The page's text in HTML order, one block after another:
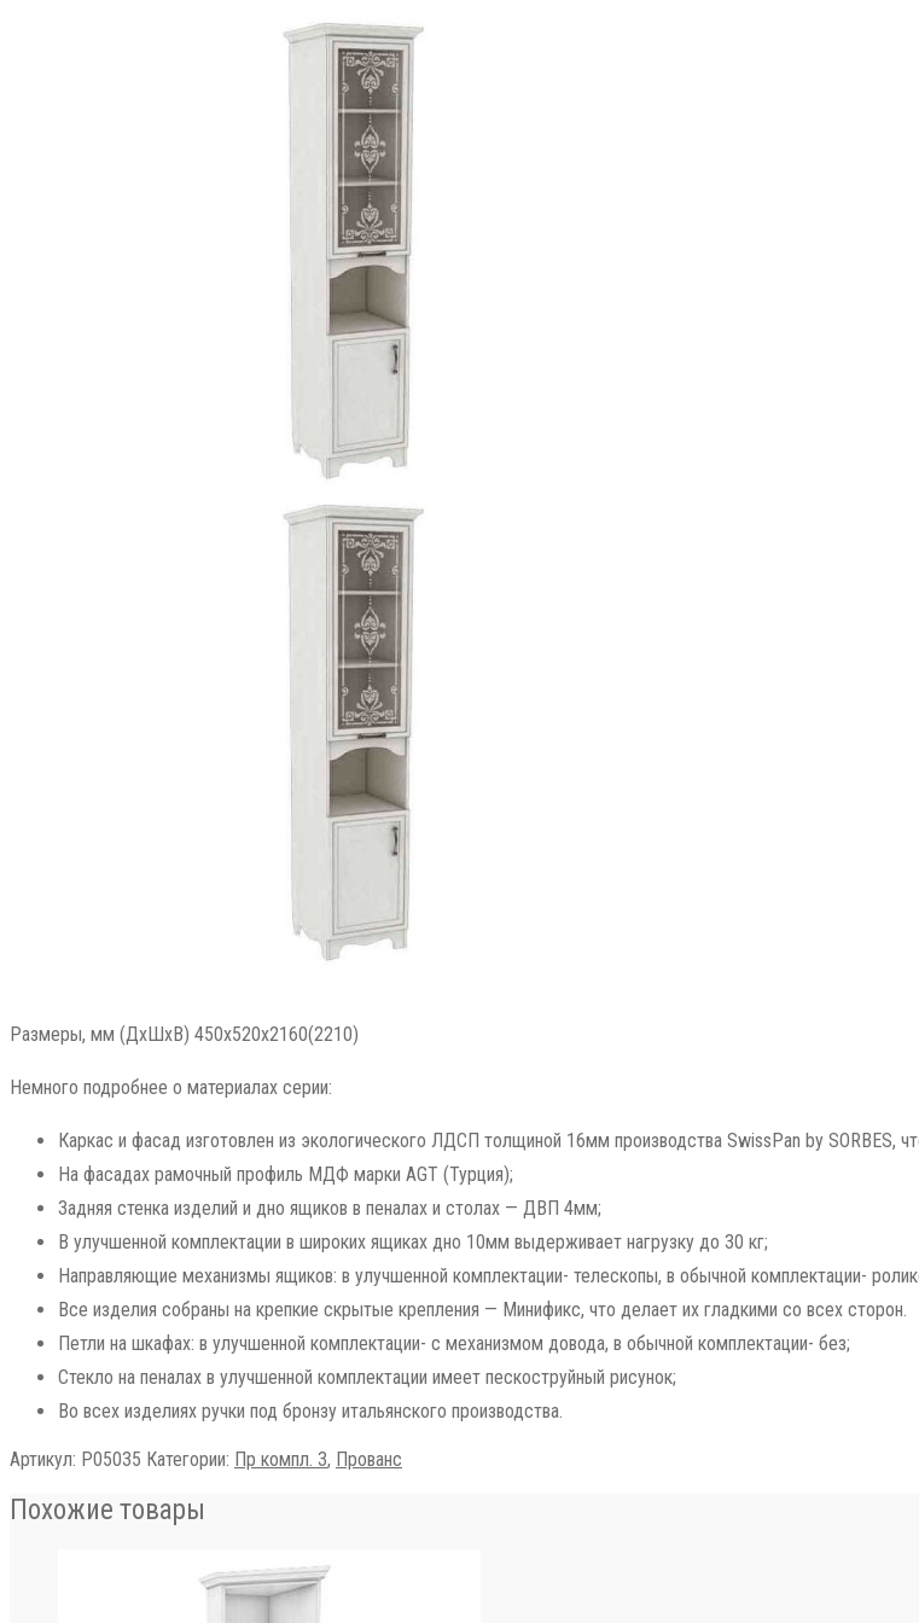
Размеры, мм (ДхШхВ) 450x520x2160(2210)
Немного подробнее о материалах серии:
Каркас и фасад изготовлен из экологического ЛДСП толщиной 16мм производства SwissPan by SORBES,
На фасадах рамочный профиль МДФ марки AGT (Турция);
Задняя стенка изделий и дно ящиков в пеналах и столах — ДВП 4мм;
В улучшенной комплектации в широких ящиках дно 10мм выдерживает нагрузку до 30 кг;
Направляющие механизмы ящиков: в улучшенной комплектации- телескопы, в обычной комплектации-
Все изделия собраны на крепкие скрытые крепления — Минификс, что делает их гладкими со всех сторон.
Петли на шкафах: в улучшенной комплектации- с механизмом довода, в обычной комплектации- без;
Стекло на пеналах в улучшенной комплектации имеет пескоструйный рисунок;
Во всех изделиях ручки под бронзу итальянского производства.
Артикул: Р05035 Категории: Пр компл. 3, Прованс
Похожие товары